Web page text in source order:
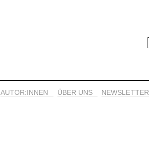
AUTOR:INNEN ÜBER UNS NEWSLETTER